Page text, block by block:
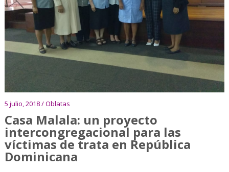
5 julio, 2018 / Oblatas
Casa Malala: un proyecto
intercongregacional para las
víctimas de trata en República
Dominicana